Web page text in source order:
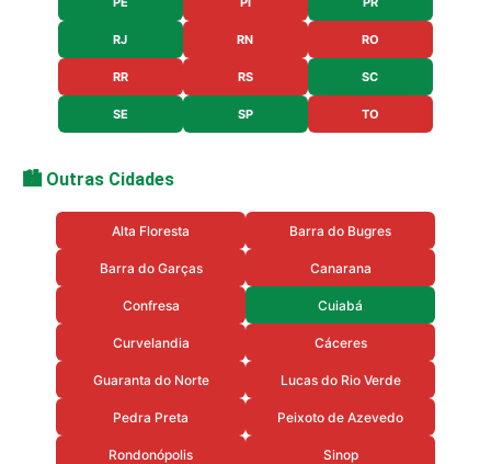
RJ RN RO
RR RS SC
SE SP TO
🏙️ Outras Cidades
Alta Floresta Barra do Bugres
Barra do Garças Canarana
Confresa Cuiabá
Curvelandia Cáceres
Guaranta do Norte Lucas do Rio Verde
Pedra Preta Peixoto de Azevedo
Rondonópolis Sinop